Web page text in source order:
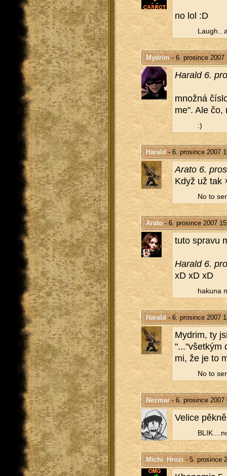
no lol :D
Laugh..
Mydrim - 6. prosince 2007
Ha­rald 6.
množ­ná
me". Ale čo,
:)
Harald - 6. prosince 2007
Arato 6.
Když už
No to
Arato- 6. prosince 2007
tuto spra­vu
Ha­rald 6.
xD xD xD
ha­ku­na
Harald - 6. prosince 2007
Mydrim, ty
"..."všet­kým
mi, že je to
No to
Nezmar- 6. prosince 2007
Ve­li­ce
Michi_Hrozi - 5. prosince